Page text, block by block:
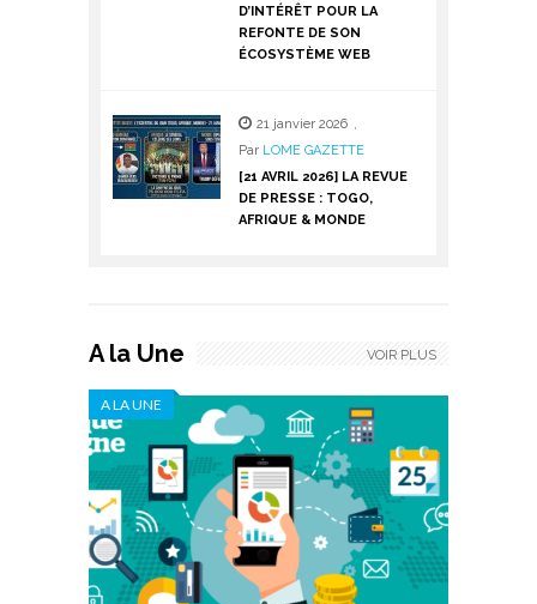
D’INTÉRÊT POUR LA
REFONTE DE SON
ÉCOSYSTÈME WEB
21 janvier 2026 ,
Par LOME GAZETTE
[21 AVRIL 2026] LA REVUE
DE PRESSE : TOGO,
AFRIQUE & MONDE
A la Une
A LA UNE
VOIR PLUS